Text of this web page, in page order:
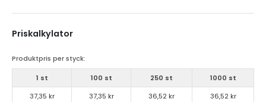
Priskalkylator
Produktpris per styck:
1 st 100 st 250 st
1000 st
37,35 kr
37,35 kr 36,52 kr 36,52 kr